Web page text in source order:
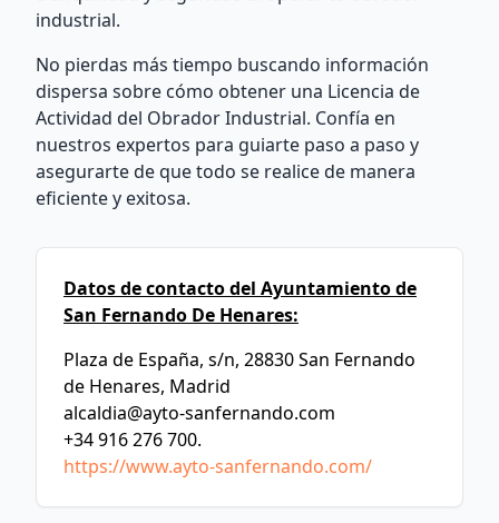
industrial.
No pierdas más tiempo buscando información
dispersa sobre cómo obtener una Licencia de
Actividad del Obrador Industrial. Confía en
nuestros expertos para guiarte paso a paso y
asegurarte de que todo se realice de manera
eficiente y exitosa.
Datos de contacto del Ayuntamiento de
San Fernando De Henares:
Plaza de España, s/n, 28830 San Fernando
de Henares, Madrid
alcaldia@ayto-sanfernando.com
+34 916 276 700.
https://www.ayto-sanfernando.com/